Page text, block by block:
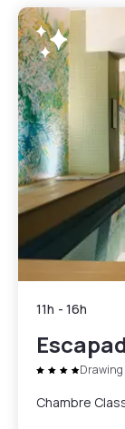
11h - 16h
Drawing
Chambre